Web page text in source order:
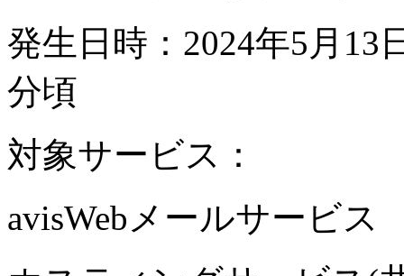
発生日時：2024年5月
分頃
対象サービス：
avisWebメールサービス